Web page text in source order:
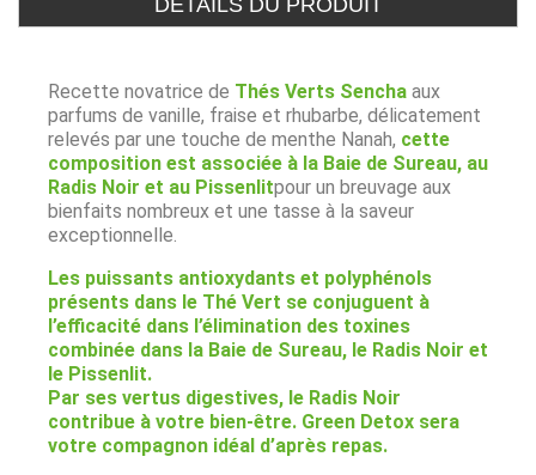
Recette novatrice de Thés Verts Sencha aux
parfums de vanille, fraise et rhubarbe, délicatement
relevés par une touche de menthe Nanah, cette
composition est associée à la Baie de Sureau, au
Radis Noir et au Pissenlitpour un breuvage aux
bienfaits nombreux et une tasse à la saveur
exceptionnelle.
Les puissants antioxydants et polyphénols
présents dans le Thé Vert se conjuguent à
l’efficacité dans l’élimination des toxines
combinée dans la Baie de Sureau, le Radis Noir et
le Pissenlit.
Par ses vertus digestives, le Radis Noir
contribue à votre bien-être. Green Detox sera
votre compagnon idéal d’après repas.